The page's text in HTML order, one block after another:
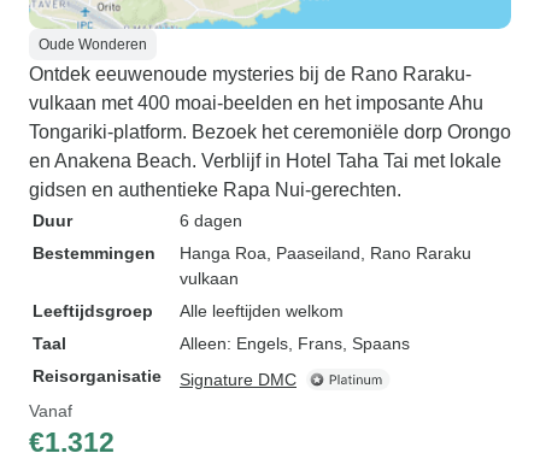
Oude Wonderen
Ontdek eeuwenoude mysteries bij de Rano Raraku-
vulkaan met 400 moai-beelden en het imposante Ahu
Tongariki-platform. Bezoek het ceremoniële dorp Orongo
en Anakena Beach. Verblijf in Hotel Taha Tai met lokale
gidsen en authentieke Rapa Nui-gerechten.
Duur
6 dagen
Bestemmingen
Hanga Roa , Paaseiland , Rano Raraku
vulkaan
Leeftijdsgroep
Alle leeftijden welkom
Taal
Alleen: Engels, Frans, Spaans
Reisorganisatie
Signature DMC
Vanaf
€1.312